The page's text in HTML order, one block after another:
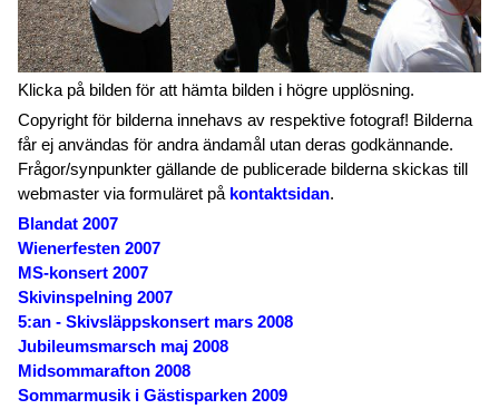
Klicka på bilden för att hämta bilden i högre upplösning.
Copyright för bilderna innehavs av respektive fotograf! Bilderna
får ej användas för andra ändamål utan deras godkännande.
Frågor/synpunkter gällande de publicerade bilderna skickas till
webmaster via formuläret på kontaktsidan.
Blandat 2007
Wienerfesten 2007
MS-konsert 2007
Skivinspelning 2007
5:an - Skivsläppskonsert mars 2008
Jubileumsmarsch maj 2008
Midsommarafton 2008
Sommarmusik i Gästisparken 2009